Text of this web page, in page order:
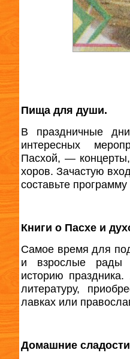
Пища для души.
В праздничные
интересных
Пасхой, —
хоров. Зачастую
составьте
Книги о Пасхе и
Самое время для
и взрослые рады
историю
литературу,
лавках или
Домашние